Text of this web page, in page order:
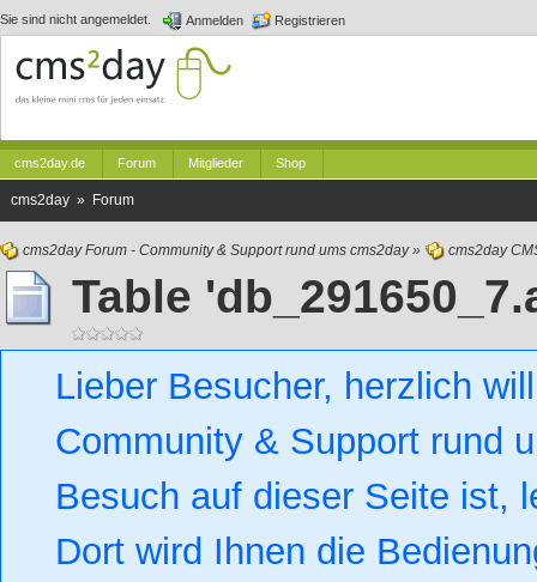
Sie sind nicht angemeldet. Anmelden Registrieren
cms2day.de Forum Mitglieder Shop
cms2day » Forum
cms2day Forum - Community & Support rund ums cms2day» cms2day
Table
Lieber Besucher, herzlich
Community & Support rund
Besuch auf dieser Seite ist,
Dort wird Ihnen die